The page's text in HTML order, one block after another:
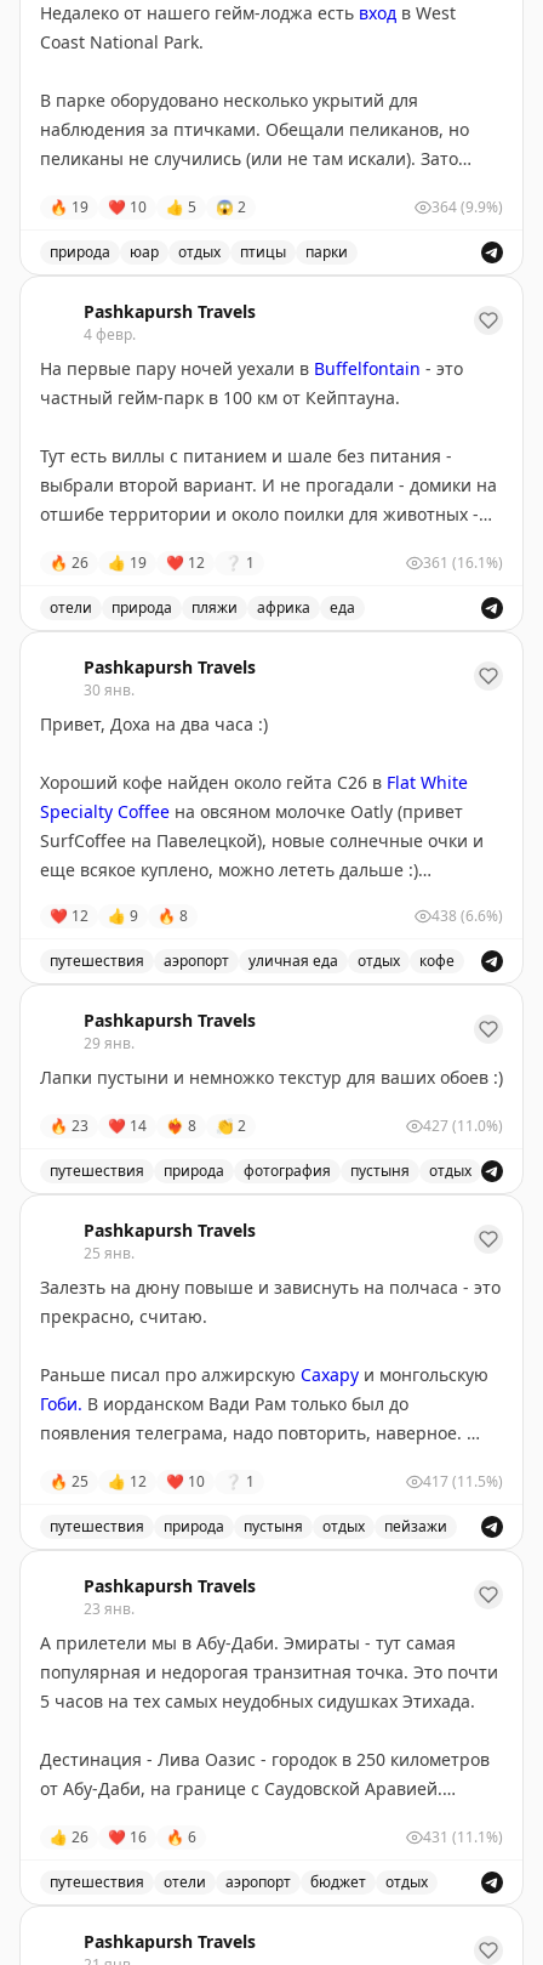
Недалеко от нашего гейм-лоджа есть вход в West
Coast National Park.
В парке оборудовано несколько укрытий для
наблюдения за птичками. Обещали пеликанов, но
пеликаны не случились (или не там искали). Зато
спасли из-под колес машины гигантского
бронированного сверчка :)
В целом парк скорее про сохранение уголков
природы и про виды на Атлантику, а не про
зверушек. Наверное можно заехать, если совсем по
дороге.
Вход в парк - 144 zar/чел
🔥 19 ❤ 10 👍 5 😱 2 364(9.9%)
природа юар отдых птицы парки
Pashkapursh Travels
4 февр.
На первые пару ночей уехали в Buffelfontain - это
частный гейм-парк в 100 км от Кейптауна.
Тут есть виллы с питанием и шале без питания -
выбрали второй вариант. И не прогадали - домики на
отшибе территории и около поилки для животных -
антилопки, а вечерами мимо проходили носороги. И
полуручные милые куропатки давались гладиться за
еду :)
На территории есть довольно страшный бассейн (как
и везде в Африке) и ресторан с дешевой кофе-
Каждый день в 9-00 и в 14-00 тут предлагают сафари
на 1,5 часа с возможностью продления до 3 часов.
Сам сафари довольно слабый - вокруг нашего домика
По ценам вполне адекватно: аренда двухместного
домика без кормежки -1000 zar/ночь; 1,5 часа сафари
- 520 zar/чел. Бронировать в переписке по
электронной почте. Просят высылать данные карты с
обоих сторон для списания предоплаты за первую
ищите на карте Checkers, Woolworths или PicnPay. Все
РСХБ и АТБ.
1 южноафриканский рэнд (zar) ~ 5₽
🔥 26 👍 19 ❤ 12 ❔ 1 361 (16.1%)
отели природа пляжи африка еда
Pashkapursh Travels
30 янв.
Привет, Доха на два часа :)
Хороший кофе найден около гейта С26 в Flat White
Specialty Coffee на овсяном молочке Oatly (привет
SurfCoffee на Павелецкой), новые солнечные очки и
еще всякое куплено, можно лететь дальше :)
Через 10 часов на связи :)
❤ 12 👍 9 🔥 8 438 (6.6%)
путешествия аэропорт уличная еда отдых кофе
Pashkapursh Travels
29 янв.
Лапки пустыни и немножко текстур для ваших обоев :)
🔥 23 ❤ 14 ❤‍🔥 8 👏 2 427(11.0%)
путешествия природа фотография пустыня отдых
Pashkapursh Travels
25 янв.
Залезть на дюну повыше и зависнуть на полчаса - это
прекрасно, считаю.
Раньше писал про алжирскую Сахару и монгольскую
Гоби. В иорданском Вади Рам только был до
появления телеграма, надо повторить, наверное.
Люблю пустыньки.
🔥 25 👍 12 ❤ 10 ❔ 1 417(11.5%)
путешествия природа пустыня отдых пейзажи
Pashkapursh Travels
23 янв.
А прилетели мы в Абу-Даби. Эмираты - тут самая
популярная и недорогая транзитная точка. Это почти
5 часов на тех самых неудобных сидушках Этихада.
Дестинация - Лива Оазис - городок в 250 километров
от Абу-Даби, на границе с Саудовской Аравией.
ч, а в итоге вся дорога из аэропорта займет 2,5 часа.
На дорогах эмирата Абу-Даби нет нештрафуемого
лимита, поэтому не превышаем, камер много.
Проверить штрафы можно в приложении полиции
👍 26 ❤ 16 🔥 6 431 (11.1%)
путешествия отели аэропорт бюджет отдых
Pashkapursh Travels